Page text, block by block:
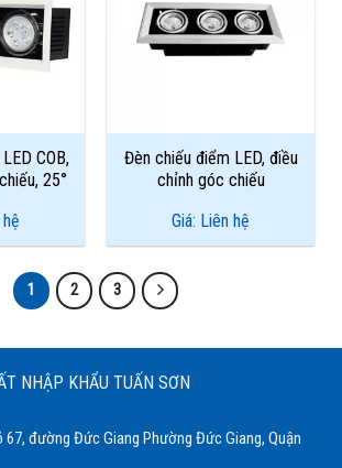
Add to
Wishlist
COB,
25°
Add to
Wishlist
Đèn chiếu điểm LED, điều
chỉnh góc chiếu
Giá: Liên hệ
1 2 3
NHẬP KHẨU TUẤN SƠN
67, đường Đức Giang Phường Đức Giang, Quận